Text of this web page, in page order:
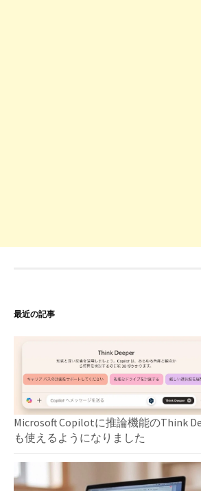
最近の記事
Microsoft Copilotに推論機能のThink
も使えるようになりました